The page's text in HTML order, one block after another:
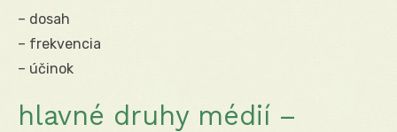
– dosah
– frekvencia
– účinok
hlavné druhy médií –